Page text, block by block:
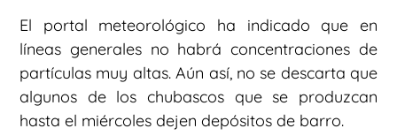
El portal meteorológico ha indicado que en
líneas generales no habrá concentraciones de
partículas muy altas. Aún así, no se descarta que
algunos de los chubascos que se produzcan
hasta el miércoles dejen depósitos de barro.